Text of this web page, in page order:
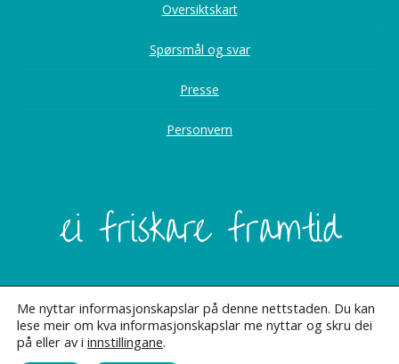
Oversiktskart
Spørsmål og svar
Presse
Personvern
Me nyttar informasjonskapslar på denne nettstaden. Du kan
lese meir om kva informasjonskapslar me nyttar og skru dei
på eller av i innstillingane.